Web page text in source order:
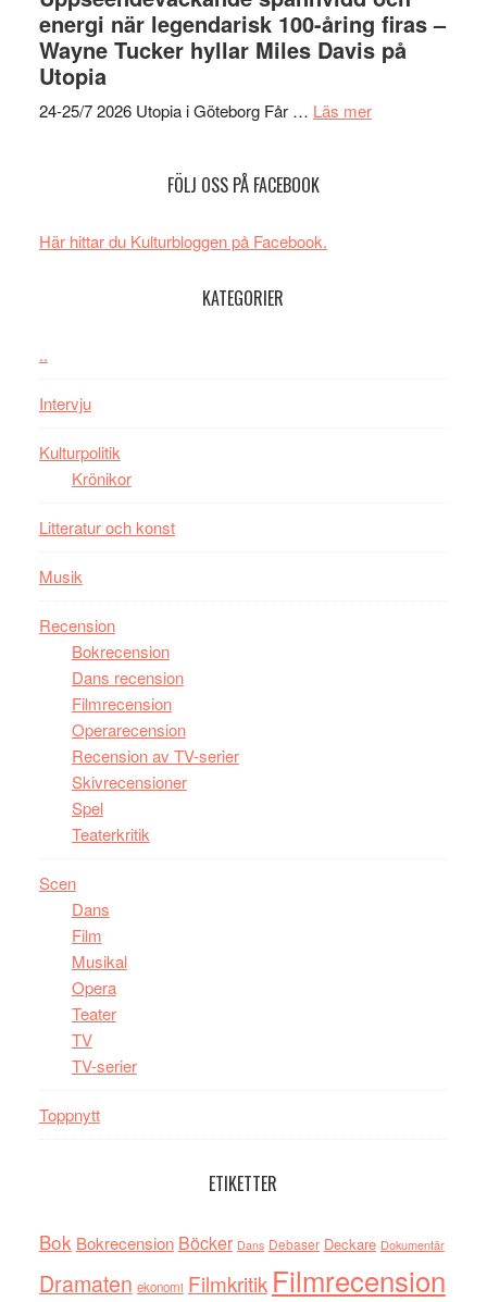
New
Day
–
års-
jubileum
av
energi när legendarisk 100-åring firas –
Wayne Tucker hyllar Miles Davis på
Utopia
24-25/7 2026 Utopia i Göteborg Får … Läs merom
FÖLJ OSS PÅ FACEBOOK
Här hittar du Kulturbloggen på Facebook.
KATEGORIER
..
Intervju
Kulturpolitik
Krönikor
Litteratur och konst
Musik
Recension
Bokrecension
Dans recension
Filmrecension
Operarecension
Recension av TV-serier
Skivrecensioner
Spel
Teaterkritik
Scen
Dans
Film
Musikal
Opera
Teater
TV
TV-serier
Toppnytt
ETIKETTER
Bok Bokrecension Böcker Dans Debaser Deckare Dokumentär
Dramaten ekonomi Filmkritik Filmrecension